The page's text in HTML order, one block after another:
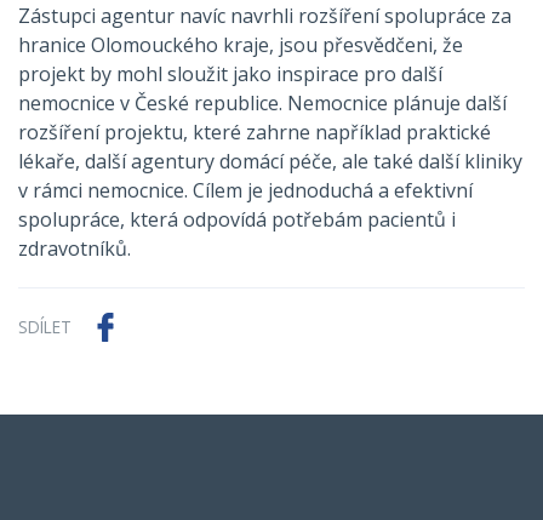
Zástupci agentur navíc navrhli rozšíření spolupráce za
hranice Olomouckého kraje, jsou přesvědčeni, že
projekt by mohl sloužit jako inspirace pro další
nemocnice v České republice. Nemocnice plánuje další
rozšíření projektu, které zahrne například praktické
lékaře, další agentury domácí péče, ale také další kliniky
v rámci nemocnice. Cílem je jednoduchá a efektivní
spolupráce, která odpovídá potřebám pacientů i
zdravotníků.
SDÍLET